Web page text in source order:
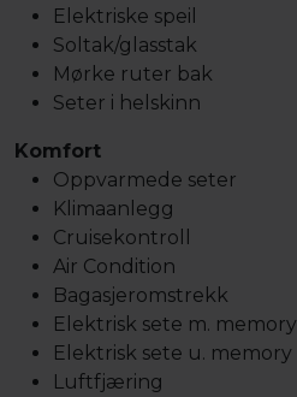
Elektriske speil
Soltak/glasstak
Mørke ruter bak
Seter i helskinn
Komfort
Oppvarmede seter
Klimaanlegg
Cruisekontroll
Air Condition
Bagasjeromstrekk
Elektrisk sete m. memory
Elektrisk sete u. memory
Luftfjæring